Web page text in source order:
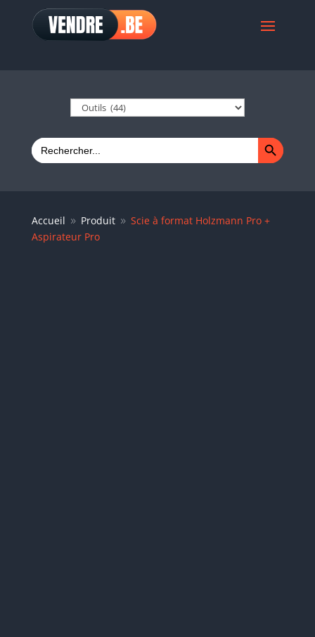
Search
for:
Search Button
Accueil 9 Produit 9 Scie à format Holzmann Pro +
Aspirateur Pro